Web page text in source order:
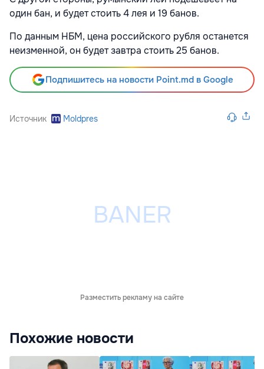
один бан, и будет стоить 4 лея и 19 банов.
По данным НБМ, цена российского рубля останется
неизменной, он будет завтра стоить 25 банов.
Подпишитесь на новости Point.md в Google
Источник Moldpres
Разместить рекламу на сайте
Похожие новости